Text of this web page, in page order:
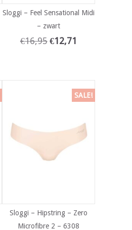
Sloggi – Feel Sensational Midi
– zwart
€16,95 €12,71
SALE!
Sloggi – Hipstring – Zero
Microfibre 2 – 6308